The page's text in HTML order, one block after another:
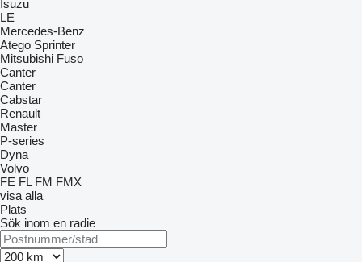
Isuzu
LE
Mercedes-Benz
Atego Sprinter
Mitsubishi Fuso
Canter
Canter
Cabstar
Renault
Master
P-series
Dyna
Volvo
FE FL FM FMX
visa alla
Plats
Sök inom en radie